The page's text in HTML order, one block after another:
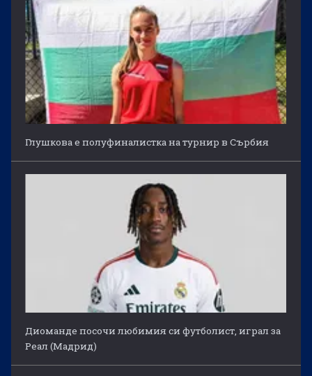
Глушкова е полуфиналистка на турнир в Сърбия
Диоманде посочи любимия си футболист, играл за
Реал (Мадрид)